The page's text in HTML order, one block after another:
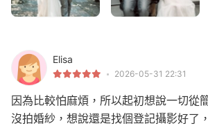
Elisa
2026-05-31 22:31
因為比較怕麻煩，所以起初想說一切從
沒拍婚紗，想說還是找個登記攝影好了